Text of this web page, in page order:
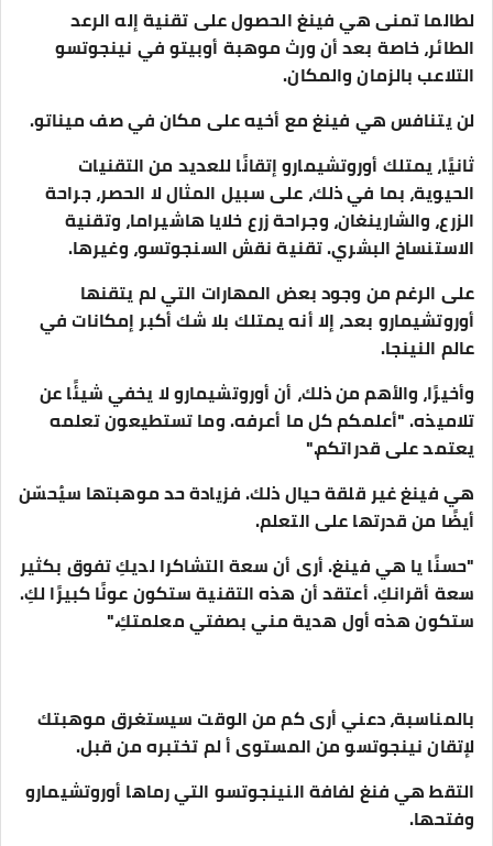
لطالما تمنى هي فينغ الحصول على تقنية إله الرعد
الطائر، خاصة بعد أن ورث موهبة أوبيتو في نينجوتسو
التلاعب بالزمان والمكان.
لن يتنافس هي فينغ مع أخيه على مكان في صف ميناتو.
ثانيًا، يمتلك أوروتشيمارو إتقانًا للعديد من التقنيات
الحيوية، بما في ذلك، على سبيل المثال لا الحصر، جراحة
الزرع، والشارينغان، وجراحة زرع خلايا هاشيراما، وتقنية
الاستنساخ البشري. تقنية نقش السنجوتسو، وغيرها.
على الرغم من وجود بعض المهارات التي لم يتقنها
أوروتشيمارو بعد، إلا أنه يمتلك بلا شك أكبر إمكانات في
عالم النينجا.
وأخيرًا، والأهم من ذلك، أن أوروتشيمارو لا يخفي شيئًا عن
تلاميذه. "أعلمكم كل ما أعرفه. وما تستطيعون تعلمه
يعتمد على قدراتكم."
هي فينغ غير قلقة حيال ذلك. فزيادة حد موهبتها سيُحسّن
أيضًا من قدرتها على التعلم.
"حسنًا يا هي فينغ. أرى أن سعة التشاكرا لديكِ تفوق بكثير
سعة أقرانكِ. أعتقد أن هذه التقنية ستكون عونًا كبيرًا لكِ.
ستكون هذه أول هدية مني بصفتي معلمتكِ."
بالمناسبة، دعني أرى كم من الوقت سيستغرق موهبتك
لإتقان نينجوتسو من المستوى أ لم تختبره من قبل.
التقط هي فنغ لفافة النينجوتسو التي رماها أوروتشيمارو
وفتحها.